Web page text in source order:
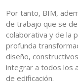
Por tanto, BIM,
de trabajo que se
colaborativa y de la
profunda
diseño,
integrar a todos los
de edificación.